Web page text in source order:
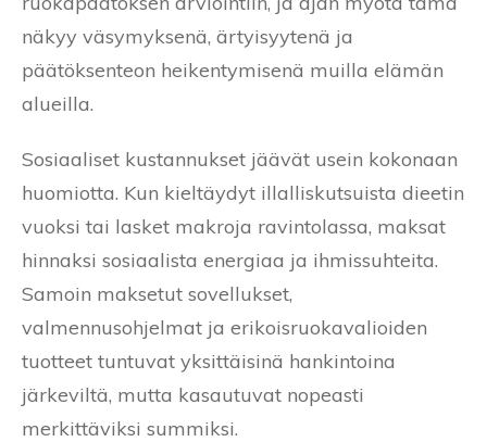
näkyy väsymyksenä, ärtyisyytenä ja
päätöksenteon heikentymisenä muilla elämän
alueilla.
Sosiaaliset kustannukset jäävät usein kokonaan
huomiotta. Kun kieltäydyt illalliskutsuista dieetin
vuoksi tai lasket makroja ravintolassa, maksat
hinnaksi sosiaalista energiaa ja ihmissuhteita.
Samoin maksetut sovellukset,
valmennusohjelmat ja erikoisruokavalioiden
tuotteet tuntuvat yksittäisinä hankintoina
järkeviltä, mutta kasautuvat nopeasti
merkittäviksi summiksi.